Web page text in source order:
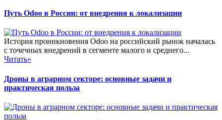
Путь Odoo в России: от внедрения к локализации
История проникновения Odoo на российский рынок началась
с точечных внедрений в сегменте малого и среднего...
Читать»
Дроны в аграрном секторе: основные задачи и
практическая польза